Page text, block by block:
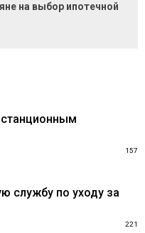
на выбор ипотечной
157
службу по уходу за
221